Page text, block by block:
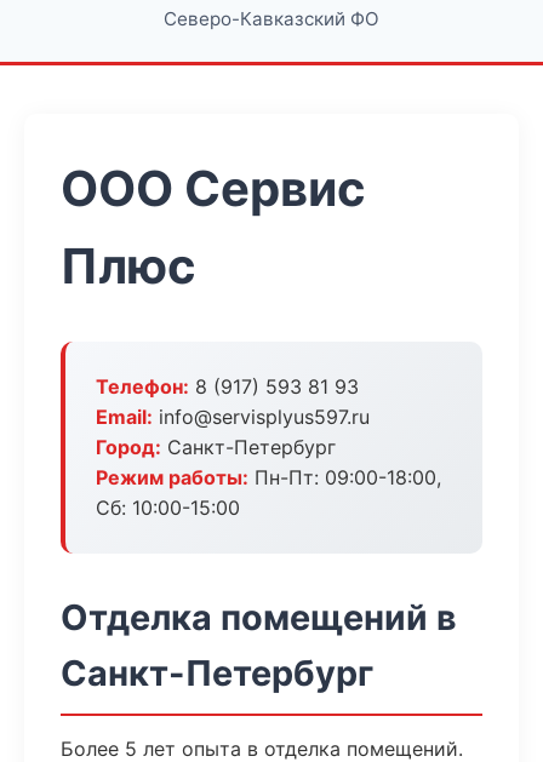
Северо-Кавказский ФО
ООО Сервис
Плюс
Телефон: 8 (917) 593 81 93
Email: info@servisplyus597.ru
Город: Санкт-Петербург
Режим работы: Пн-Пт: 09:00-18:00,
Сб: 10:00-15:00
Отделка помещений в
Санкт-Петербург
Более 5 лет опыта в отделка помещений.